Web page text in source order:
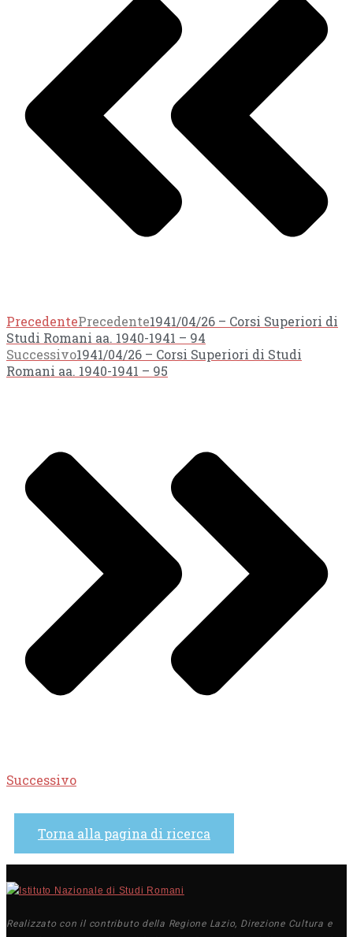
PrecedentePrecedente1941/04/26 – Corsi Superiori di
Studi Romani aa. 1940-1941 – 94
Successivo1941/04/26 – Corsi Superiori di Studi
Romani aa. 1940-1941 – 95
Successivo
Torna alla pagina di ricerca
Realizzato con il contributo della Regione Lazio, Direzione Cultura e